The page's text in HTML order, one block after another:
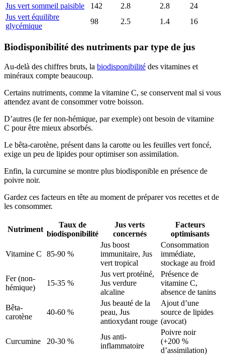
Jus vert sommeil paisible
142 2.8 2.8
24
Jus vert équilibre
glycémique
98 2.5 1.4 16
Biodisponibilité des nutriments par type de jus
Au-delà des chiffres bruts, la biodisponibilité des vitamines et
minéraux compte beaucoup.
Certains nutriments, comme la vitamine C, se conservent mal si vous
attendez avant de consommer votre boisson.
D’autres (le fer non-hémique, par exemple) ont besoin de vitamine
C pour être mieux absorbés.
Le bêta-carotène, présent dans la carotte ou les feuilles vert foncé,
exige un peu de lipides pour optimiser son assimilation.
Enfin, la curcumine se montre plus biodisponible en présence de
poivre noir.
Gardez ces facteurs en tête au moment de préparer vos recettes et de
les consommer.
Nutriment
Taux de
biodisponibilité
Jus verts
concernés
Facteurs
optimisants
Vitamine C 85-90 %
Jus boost
immunitaire, Jus
vert tropical
Consommation
immédiate,
stockage au froid
Fer (non-
hémique)
15-35 %
Jus vert protéiné,
Jus verdure
alcaline
Présence de
vitamine C,
absence de tanins
Bêta-
carotène
40-60 %
Jus beauté de la
peau, Jus
antioxydant rouge
Ajout d’une
source de lipides
(avocat)
Curcumine 20-30 %
Jus anti-
inflammatoire
Poivre noir
(+200 %
d’assimilation)